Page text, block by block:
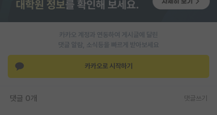
특수/전문대학원 게시판
반도체/AI 게시판
학술 정보 게시판
카카오 계정과 연동하여 게시글에 달린
댓글 알람, 소식등을 빠르게 받아보세요
카카오로 시작하기
댓글 0개 댓글쓰기